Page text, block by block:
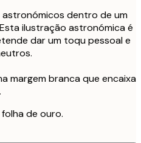
dentro de um
ilustração astronómica é
dar um toqu pessoal e
margem branca que encaixa
de ouro.